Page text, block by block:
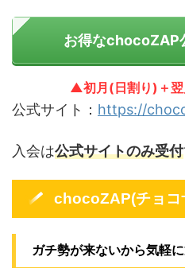
お得なchocoZAP
▲初月(日割り)＋
公式サイト： https://
入会は公式サイトのみ受付
chocoZAP(チョコ
ガチ勢が来ないから気軽